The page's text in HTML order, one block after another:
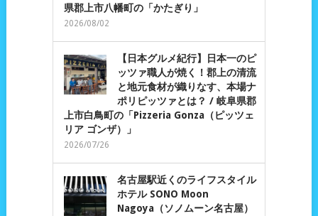
県郡上市八幡町の「かたぎり」
2026/08/02
【日本グルメ紀行】日本一のピ
ッツァ職人が焼く！郡上の清流
と地元食材が織りなす、本場ナ
ポリピッツァとは？ / 岐阜県郡
上市白鳥町の「Pizzeria Gonza（ピッツェ
リア ゴンザ）」
2026/07/26
名古屋駅近くのライフスタイル
ホテル SONO Moon
Nagoya（ソノムーン名古屋）